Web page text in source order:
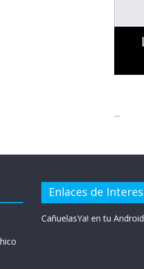
...
Enlaces de Interes
CañuelasYa! en tu Android